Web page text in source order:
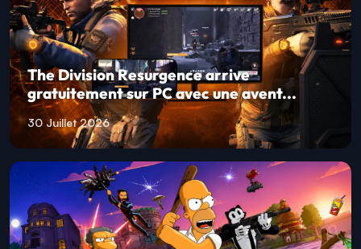
The Division Resurgence arrive
gratuitement sur PC avec une avent...
30 Juillet 2026